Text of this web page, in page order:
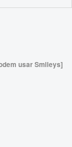
usar Smileys]